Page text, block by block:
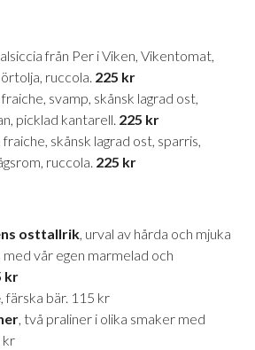
från Per i Viken, Vikentomat,
ruccola. 225 kr
svamp, skånsk lagrad ost,
picklad kantarell. 225 kr
skånsk lagrad ost, sparris,
ruccola. 225 kr
osttallrik, urval av hårda och mjuka
vår egen marmelad och
kr
, färska bär. 115 kr
, två praliner i olika smaker med
kr